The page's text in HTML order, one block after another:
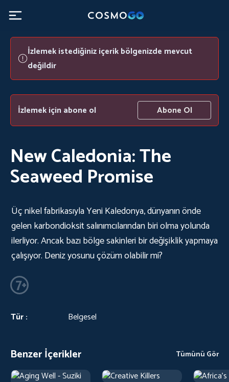
İzlemek istediğiniz içerik bölgenizde mevcut
değildir
İzlemek için abone ol Abone Ol
New Caledonia: The
Seaweed Promise
Üç nikel fabrikasıyla Yeni Kaledonya, dünyanın önde
gelen karbondioksit salınımcılarından biri olma yolunda
ilerliyor. Ancak bazı bölge sakinleri bir değişiklik yapmaya
çalışıyor. Deniz yosunu çözüm olabilir mi?
Tür : Belgesel
Benzer İçerikler Tümünü Gör